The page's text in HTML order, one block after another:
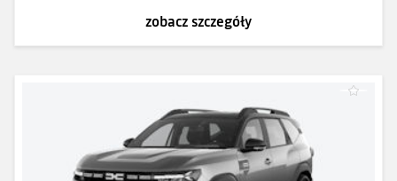
zobacz szczegóły